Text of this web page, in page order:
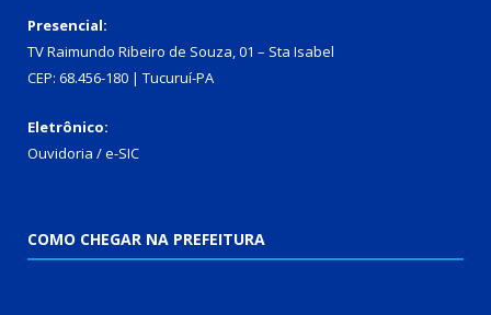
Presencial:
TV Raimundo Ribeiro de Souza, 01 – Sta Isabel
CEP: 68.456-180 | Tucuruí-PA
Eletrônico:
Ouvidoria /e-SIC
COMO CHEGAR NA PREFEITURA